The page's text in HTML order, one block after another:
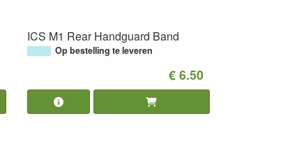
ICS M1 Rear Handguard Band
Op bestelling te leveren
€ 6.50